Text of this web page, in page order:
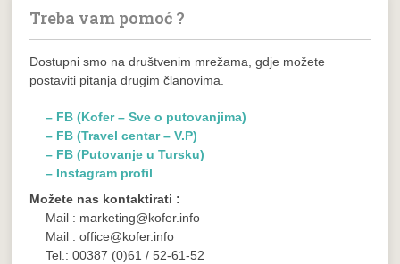
Treba vam pomoć ?
Dostupni smo na društvenim mrežama, gdje možete
postaviti pitanja drugim članovima.
– FB (Kofer – Sve o putovanjima)
– FB (Travel centar – V.P)
– FB (Putovanje u Tursku)
– Instagram profil
Možete nas kontaktirati :
Mail : marketing@kofer.info
Mail : office@kofer.info
Tel.: 00387 (0)61 / 52-61-52